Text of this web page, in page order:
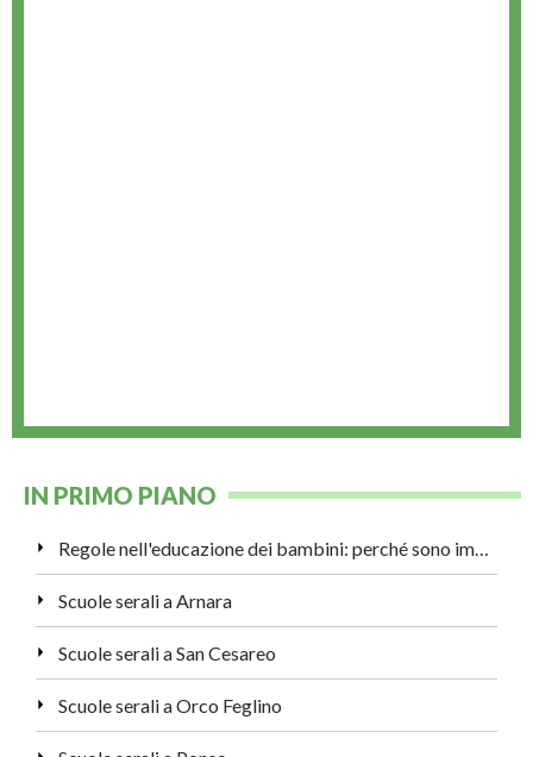
IN PRIMO PIANO
Regole nell'educazione dei bambini: perché sono importanti?
Scuole serali a Arnara
Scuole serali a San Cesareo
Scuole serali a Orco Feglino